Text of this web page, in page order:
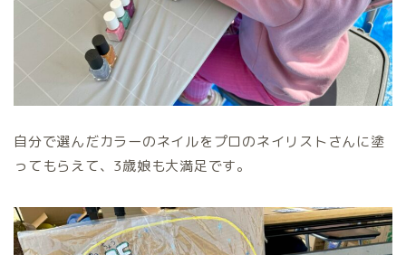
自分で選んだカラーのネイルをプロのネイリストさんに塗
ってもらえて、3歳娘も大満足です。